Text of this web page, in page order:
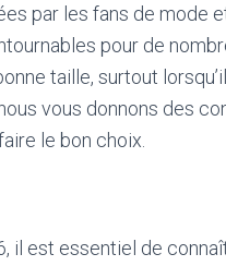
par les fans de mode
pour de
taille, surtout
vous donnons des
le bon choix.
il est essentiel de